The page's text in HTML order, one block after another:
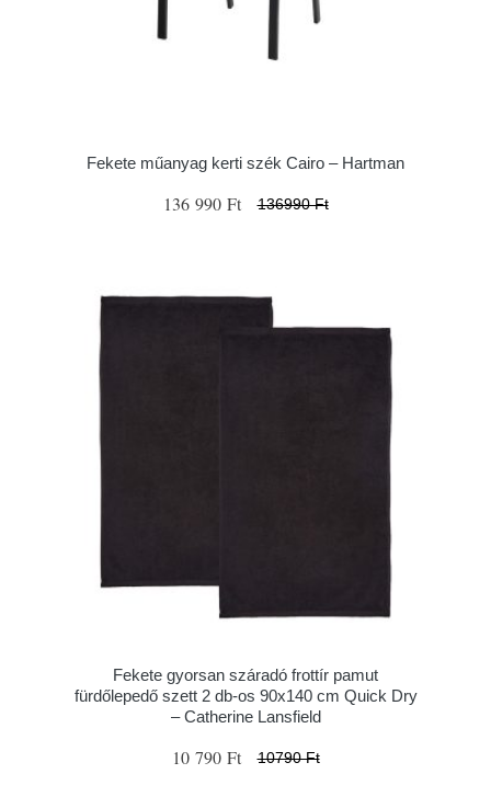
Fekete műanyag kerti szék Cairo – Hartman
136 990 Ft 136990 Ft
Fekete gyorsan száradó frottír pamut
fürdőlepedő szett 2 db-os 90x140 cm Quick Dry
– Catherine Lansfield
10 790 Ft 10790 Ft